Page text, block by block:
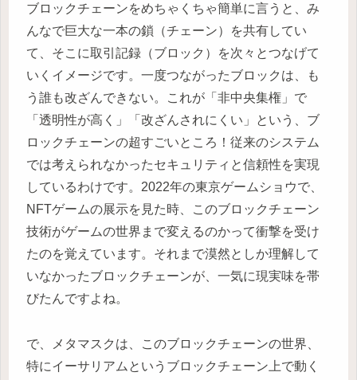
ブロックチェーンをめちゃくちゃ簡単に言うと、み
んなで巨大な一本の鎖（チェーン）を共有してい
て、そこに取引記録（ブロック）を次々とつなげて
いくイメージです。一度つながったブロックは、も
う誰も改ざんできない。これが「非中央集権」で
「透明性が高く」「改ざんされにくい」という、ブ
ロックチェーンの超すごいところ！従来のシステム
では考えられなかったセキュリティと信頼性を実現
しているわけです。2022年の東京ゲームショウで、
NFTゲームの展示を見た時、このブロックチェーン
技術がゲームの世界まで変えるのかって衝撃を受け
たのを覚えています。それまで漠然としか理解して
いなかったブロックチェーンが、一気に現実味を帯
びたんですよね。
で、メタマスクは、このブロックチェーンの世界、
特にイーサリアムというブロックチェーン上で動く